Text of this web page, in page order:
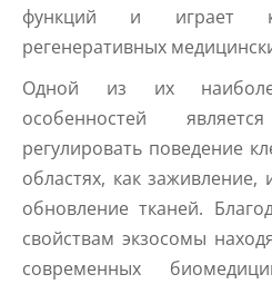
функций и играет
регенеративных
Одной из их
особенностей
регулировать поведение
областях, как
обновление тканей.
свойствам экзосомы
современных